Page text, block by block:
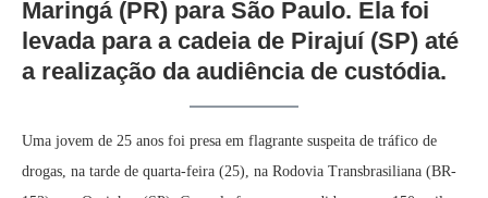
Maringá (PR) para São Paulo. Ela foi
levada para a cadeia de Pirajuí (SP) até
a realização da audiência de custódia.
Uma jovem de 25 anos foi presa em flagrante suspeita de tráfico de
drogas, na tarde de quarta-feira (25), na Rodovia Transbrasiliana (BR-